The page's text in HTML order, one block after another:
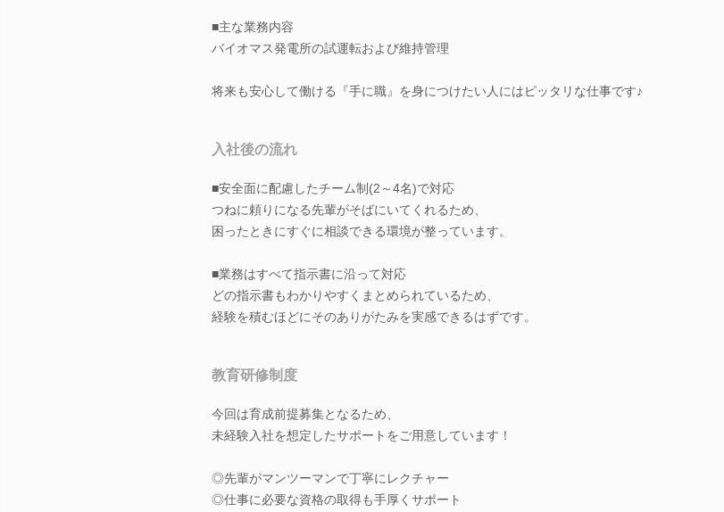
■主な業務内容
バイオマス発電所の試運転および維持管理
将来も安心して働ける『手に職』を身につけたい人にはピッタリな仕事です♪
入社後の流れ
■安全面に配慮したチーム制(2～4名)で対応
つねに頼りになる先輩がそばにいてくれるため、
困ったときにすぐに相談できる環境が整っています。
■業務はすべて指示書に沿って対応
どの指示書もわかりやすくまとめられているため、
経験を積むほどにそのありがたみを実感できるはずです。
教育研修制度
今回は育成前提募集となるため、
未経験入社を想定したサポートをご用意しています！
◎先輩がマンツーマンで丁寧にレクチャー
◎仕事に必要な資格の取得も手厚くサポート